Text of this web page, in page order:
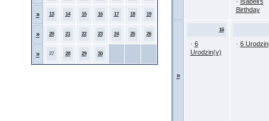
» 13 14 15 16 17 18 19
» 20 21 22 23 24 25 26
» 27 28 29 30
Birthday
»
16
· 6
Urodzin(y)
· 6